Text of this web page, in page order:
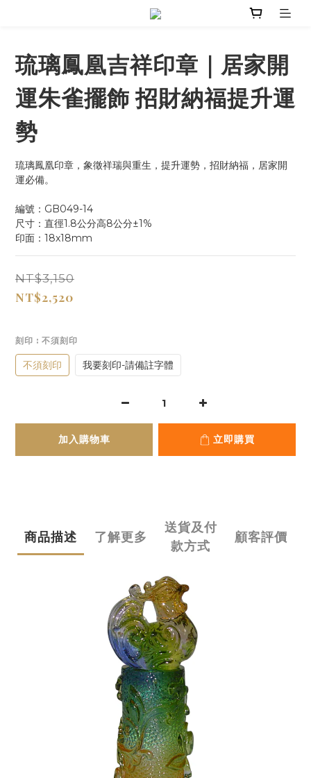
琉璃鳳凰吉祥印章｜居家開
運朱雀擺飾 招財納福提升運
勢
琉璃鳳凰印章，象徵祥瑞與重生，提升運勢，招財納福，居家開
運必備。
編號：GB049-14
尺寸：直徑1.8公分高8公分±1%
印面：18x18mm
NT$3,150
NT$2,520
刻印 : 不須刻印
不須刻印 我要刻印-請備註字體
加入購物車 立即購買
商品描述 了解更多
送貨及付
款方式
顧客評價